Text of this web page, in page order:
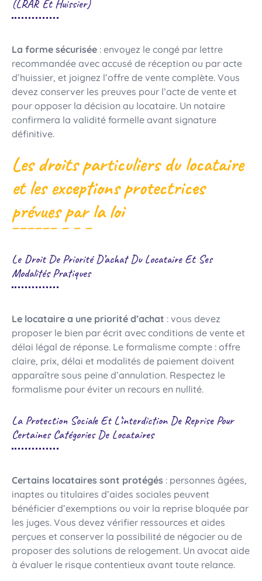
(LRAR Et Huissier)
La forme sécurisée : envoyez le congé par lettre
recommandée avec accusé de réception ou par acte
d’huissier, et joignez l’offre de vente complète. Vous
devez conserver les preuves pour l’acte de vente et
pour opposer la décision au locataire. Un notaire
confirmera la validité formelle avant signature
définitive.
Les droits particuliers du locataire
et les exceptions protectrices
prévues par la loi
Le Droit De Priorité D’achat Du Locataire Et Ses
Modalités Pratiques
Le locataire a une priorité d’achat : vous devez
proposer le bien par écrit avec conditions de vente et
délai légal de réponse. Le formalisme compte : offre
claire, prix, délai et modalités de paiement doivent
apparaître sous peine d’annulation. Respectez le
formalisme pour éviter un recours en nullité.
La Protection Sociale Et L’interdiction De Reprise Pour
Certaines Catégories De Locataires
Certains locataires sont protégés : personnes âgées,
inaptes ou titulaires d’aides sociales peuvent
bénéficier d’exemptions ou voir la reprise bloquée par
les juges. Vous devez vérifier ressources et aides
perçues et conserver la possibilité de négocier ou de
proposer des solutions de relogement. Un avocat aide
à évaluer le risque contentieux avant toute relance.